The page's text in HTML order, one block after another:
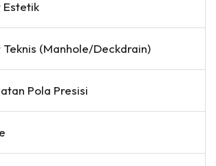
Estetik
(Manhole/Deckdrain)
Pola Presisi